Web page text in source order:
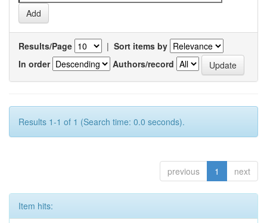
Results/Page | Sort items by
In order
Authors/record
Results 1-1 of 1 (Search time: 0.0 seconds).
previous 1 next
Item hits: